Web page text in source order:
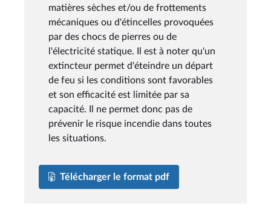
matières sèches et/ou de frottements
mécaniques ou d'étincelles provoquées
par des chocs de pierres ou de
l'électricité statique. Il est à noter qu'un
extincteur permet d'éteindre un départ
de feu si les conditions sont favorables
et son efficacité est limitée par sa
capacité. Il ne permet donc pas de
prévenir le risque incendie dans toutes
les situations.
Télécharger le format pdf